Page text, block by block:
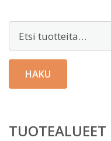
HAKU
TUOTEALUEET